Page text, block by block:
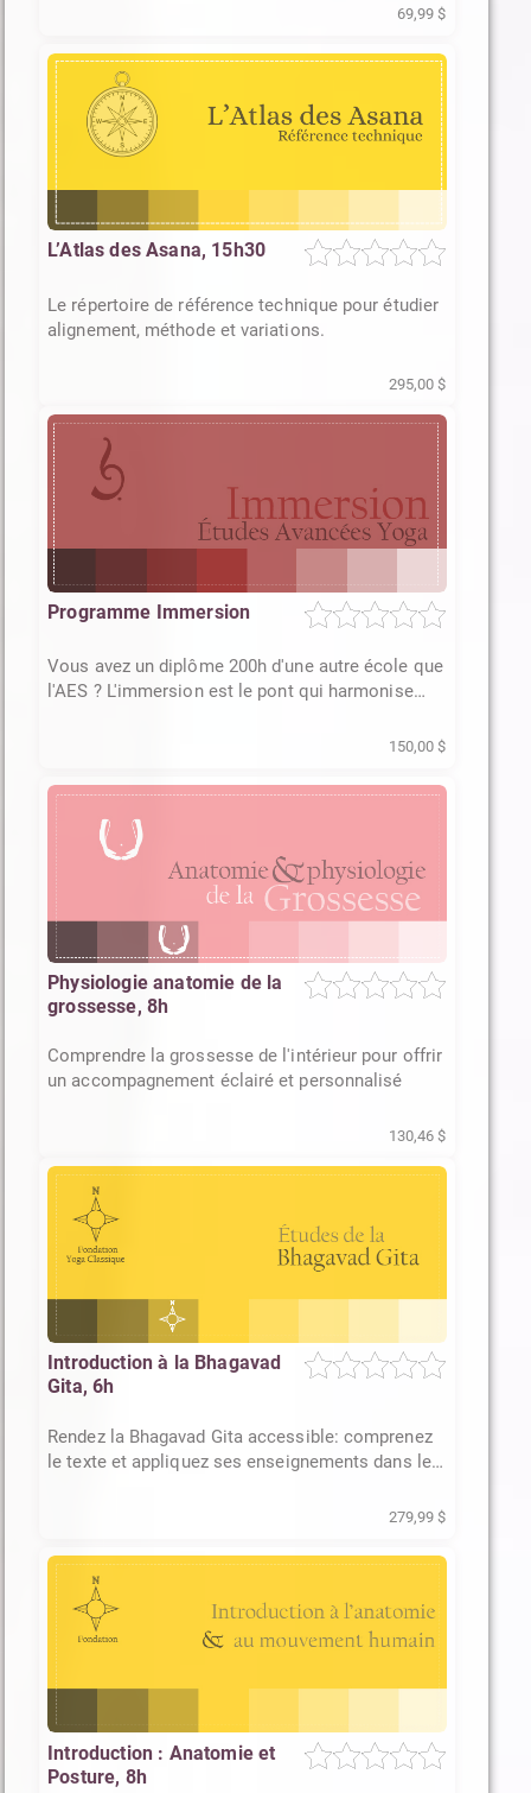
69,99 $
L’Atlas des Asana, 15h30
Le répertoire de référence technique pour étudier
alignement, méthode et variations.
295,00 $
Programme Immersion
Vous avez un diplôme 200h d'une autre école que
l'AES ? L'immersion est le pont qui harmonise
150,00 $
Physiologie anatomie de la
grossesse, 8h
Comprendre la grossesse de l'intérieur pour offrir
un accompagnement éclairé et personnalisé
130,46 $
Introduction à la Bhagavad
Gita, 6h
Rendez la Bhagavad Gita accessible: comprenez
le texte et appliquez ses enseignements dans le
279,99 $
Introduction : Anatomie et
Posture, 8h